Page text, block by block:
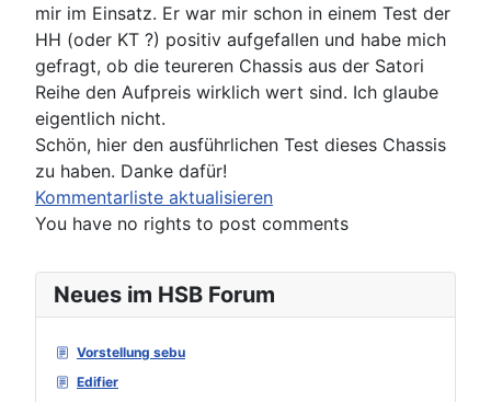
Neues im HSB Forum
Vorstellung sebu
Edifier
mir im Einsatz. Er war mir schon in einem Test der
HH (oder KT ?) positiv aufgefallen und habe mich
gefragt, ob die teureren Chassis aus der Satori
Reihe den Aufpreis wirklich wert sind. Ich glaube
eigentlich nicht.
Schön, hier den ausführlichen Test dieses Chassis
zu haben. Danke dafür!
Kommentarliste aktualisieren
You have no rights to post comments